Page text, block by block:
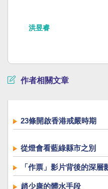
洪昱睿
作者相關文章
23條開啟香港戒嚴時期
從燈會看藍綠縣市之別
「作票」影片背後的深層
趙少康的髒水手段